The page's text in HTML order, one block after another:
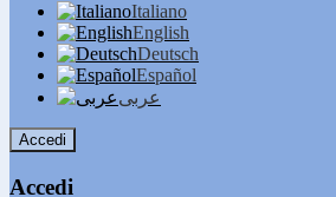
Italiano
English
Deutsch
Español
عربى
Accedi
Accedi